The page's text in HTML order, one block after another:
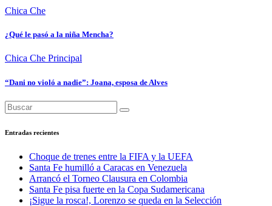
Chica Che
¿Qué le pasó a la niña Mencha?
Chica Che Principal
“Dani no violó a nadie”: Joana, esposa de Alves
Entradas recientes
Choque de trenes entre la FIFA y la UEFA
Santa Fe humilló a Caracas en Venezuela
Arrancó el Torneo Clausura en Colombia
Santa Fe pisa fuerte en la Copa Sudamericana
¡Sigue la rosca!, Lorenzo se queda en la Selección